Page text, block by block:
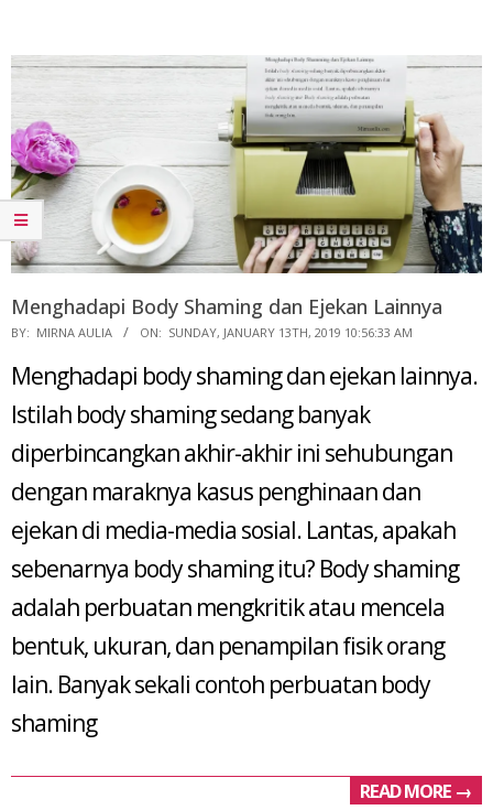
Menghadapi Body Shaming dan Ejekan Lainnya
2019-
13
BY: MIRNA AULIA ON: SUNDAY, JANUARY 13TH, 2019 10:56:33 AM
Menghadapi body shaming dan ejekan lainnya.
Istilah body shaming sedang banyak
diperbincangkan akhir-akhir ini sehubungan
dengan maraknya kasus penghinaan dan
ejekan di media-media sosial. Lantas, apakah
sebenarnya body shaming itu? Body shaming
adalah perbuatan mengkritik atau mencela
bentuk, ukuran, dan penampilan fisik orang
lain. Banyak sekali contoh perbuatan body
shaming
READ MORE →